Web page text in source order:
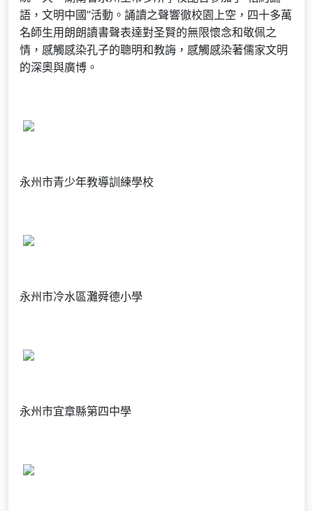
語，文明中國”活動。誦讀之聲響徹校園上空，四十多萬
名師生用朗朗讀書聲表達對圣賢的無限懷念和敬佩之
情，感觸感染孔子的聰明和教誨，感觸感染著儒家文明
的深奧與廣博。
永州市青少年教導訓練學校
永州市冷水區灘舜德小學
永州市宜章縣第四中學